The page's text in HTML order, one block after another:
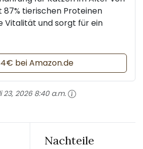
87% tierischen Proteinen
Vitalität und sorgt für ein
bei Amazon.de
23, 2026 8:40 a.m.
Nachteile